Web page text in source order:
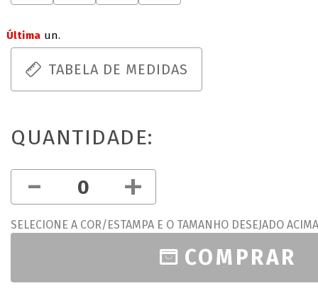
Última un.
TABELA DE MEDIDAS
QUANTIDADE:
- +
SELECIONE A COR/ESTAMPA E O TAMANHO DESEJADO ACIMA
COMPRAR